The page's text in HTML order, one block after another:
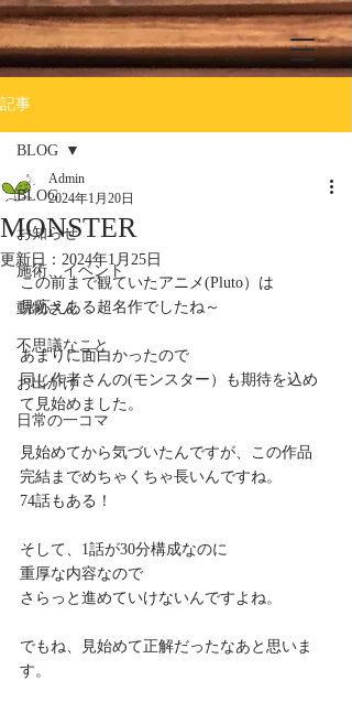
記事
BLOG
お知らせ
施術、イベント
動物さん
不思議なこと
お出かけ
日常の一コマ
BLOG
MONSTER
Admin
2024年1月20日
更新日： 2024年1月25日
この前まで観ていたアニメ(Pluto）は
見応えある超名作でしたね～
あまりに面白かったので
同じ作者さんの(モンスター）も期待を込め
て見始めました。
見始めてから気づいたんですが、この作品
完結までめちゃくちゃ長いんですね。
74話もある！
そして、1話が30分構成なのに
重厚な内容なので
さらっと進めていけないんですよね。
でもね、見始めて正解だったなあと思いま
す。